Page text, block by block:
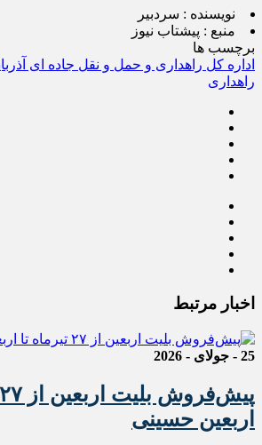
نویسنده : سردبیر
منبع : پیشتاب نیوز
برچسب ها
اداره کل راهداری و حمل و نقل جاده ای
راهداری
اخبار مرتبط
25 - جولای - 2026
اربعین حسینی